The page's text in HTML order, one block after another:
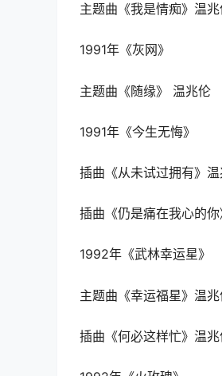
主题曲《我是情痴》温
1991年《灰网》
主题曲《随缘》 温兆伦
1991年《今生无悔》
插曲《从未试过拥有》
插曲《仍是痛在我心的
1992年《武林幸运星》
主题曲《幸运福星》温
插曲《何必这样忙》温